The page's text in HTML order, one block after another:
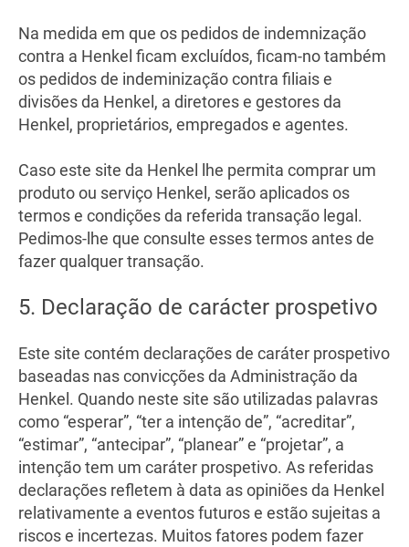
Na medida em que os pedidos de indemnização
contra a Henkel ficam excluídos, ficam-no também
os pedidos de indeminização contra filiais e
divisões da Henkel, a diretores e gestores da
Henkel, proprietários, empregados e agentes.
Caso este site da Henkel lhe permita comprar um
produto ou serviço Henkel, serão aplicados os
termos e condições da referida transação legal.
Pedimos-lhe que consulte esses termos antes de
fazer qualquer transação.
5. Declaração de carácter prospetivo
Este site contém declarações de caráter prospetivo
baseadas nas convicções da Administração da
Henkel. Quando neste site são utilizadas palavras
como “esperar”, “ter a intenção de”, “acreditar”,
“estimar”, “antecipar”, “planear” e “projetar”, a
intenção tem um caráter prospetivo. As referidas
declarações refletem à data as opiniões da Henkel
relativamente a eventos futuros e estão sujeitas a
riscos e incertezas. Muitos fatores podem fazer